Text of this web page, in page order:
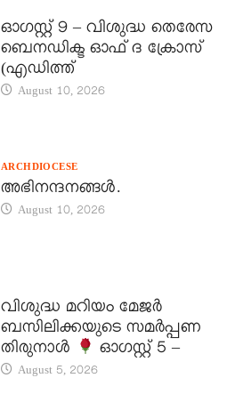
ഓഗസ്റ്റ് 9 – വിശുദ്ധ തെരേസ
ബെനഡിക്ട ഓഫ് ദ ക്രോസ്
(എഡിത്ത്
August 10, 2026
ARCHDIOCESE
അഭിനന്ദനങ്ങൾ.
August 10, 2026
വിശുദ്ധ മറിയം മേജർ
ബസിലിക്കയുടെ സമർപ്പണ
തിരുനാൾ
ഓഗസ്റ്റ് 5 –
August 5, 2026